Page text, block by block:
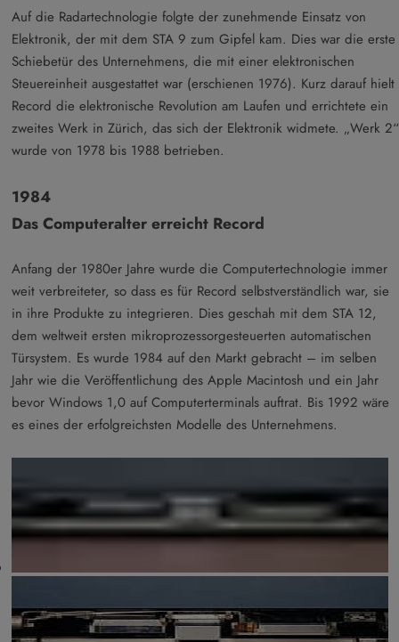
Auf die Radartechnologie folgte der zunehmende Einsatz von
Elektronik, der mit dem STA 9 zum Gipfel kam. Dies war die erste
Schiebetür des Unternehmens, die mit einer elektronischen
Steuereinheit ausgestattet war (erschienen 1976). Kurz darauf hielt
Record die elektronische Revolution am Laufen und errichtete ein
zweites Werk in Zürich, das sich der Elektronik widmete. „Werk 2“
wurde von 1978 bis 1988 betrieben.
1984
Das Computeralter erreicht Record
Anfang der 1980er Jahre wurde die Computertechnologie immer
weit verbreiteter, so dass es für Record selbstverständlich war, sie
in ihre Produkte zu integrieren. Dies geschah mit dem STA 12,
dem weltweit ersten mikroprozessorgesteuerten automatischen
Türsystem. Es wurde 1984 auf den Markt gebracht – im selben
Jahr wie die Veröffentlichung des Apple Macintosh und ein Jahr
bevor Windows 1,0 auf Computerterminals auftrat. Bis 1992 wäre
es eines der erfolgreichsten Modelle des Unternehmens.